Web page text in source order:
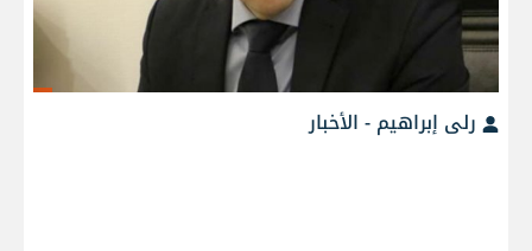
رلى إبراهيم - الأخبار